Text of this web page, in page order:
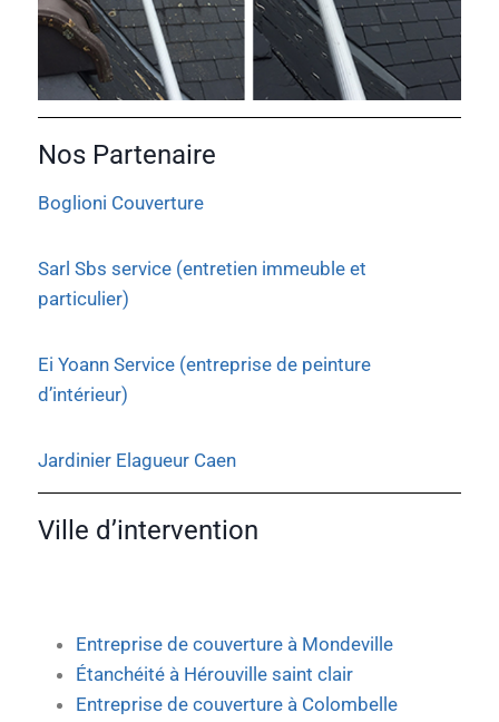
Nos Partenaire
Boglioni Couverture
Sarl Sbs service (entretien immeuble et
particulier)
Ei Yoann Service (entreprise de peinture
d’intérieur)
Jardinier Elagueur Caen
Ville d’intervention
Entreprise de couverture à Mondeville
Étanchéité à Hérouville saint clair
Entreprise de couverture à Colombelle